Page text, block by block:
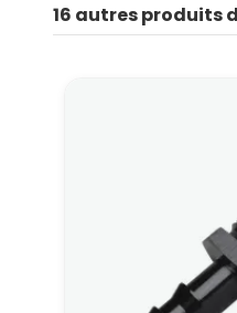
16 autres produits